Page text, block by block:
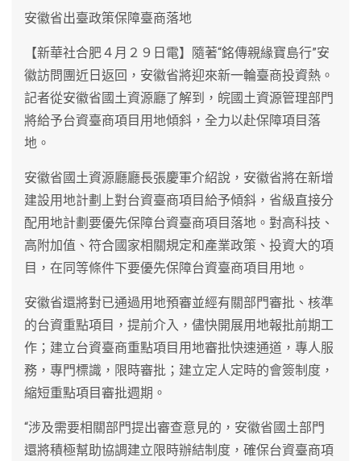
安徽省出臺政策保障臺商落地
【新華社合肥４月２９日電】隨著“銘傳親緣寶島行”安
徽訪問團近日返回，安徽省將迎來新一輪臺商投資熱。
記者從安徽省國土資源廳了解到，皖國土資源管理部門
將給予台資臺商項目用地傾斜，全力以赴保障項目落
地。
安徽省國土資源廳廳長張慶軍介紹說，安徽省將在新增
建設用地計劃上對台資臺商項目給予傾斜，省級直接分
配用地計劃要優先保障台資臺商項目落地。對高科技、
高附加值、符合國家相關規定和產業政策、投資大的項
目，在同等條件下要優先保障台資臺商項目用地。
安徽省還將對已通過用地預審並經有關部門審批、核準
的台資重點項目，提前介入，儘快開展用地報批前期工
作；建立台資臺商重點項目用地審批快速通道，專人服
務，專門標識，限時審批；建立定人定時的會簽制度，
縮短重點項目審批週期。
“涉及需要相關部門提出審查意見的，安徽省國土部門
還將積極幫助協調建立限時辦結制度，確保台資臺商項